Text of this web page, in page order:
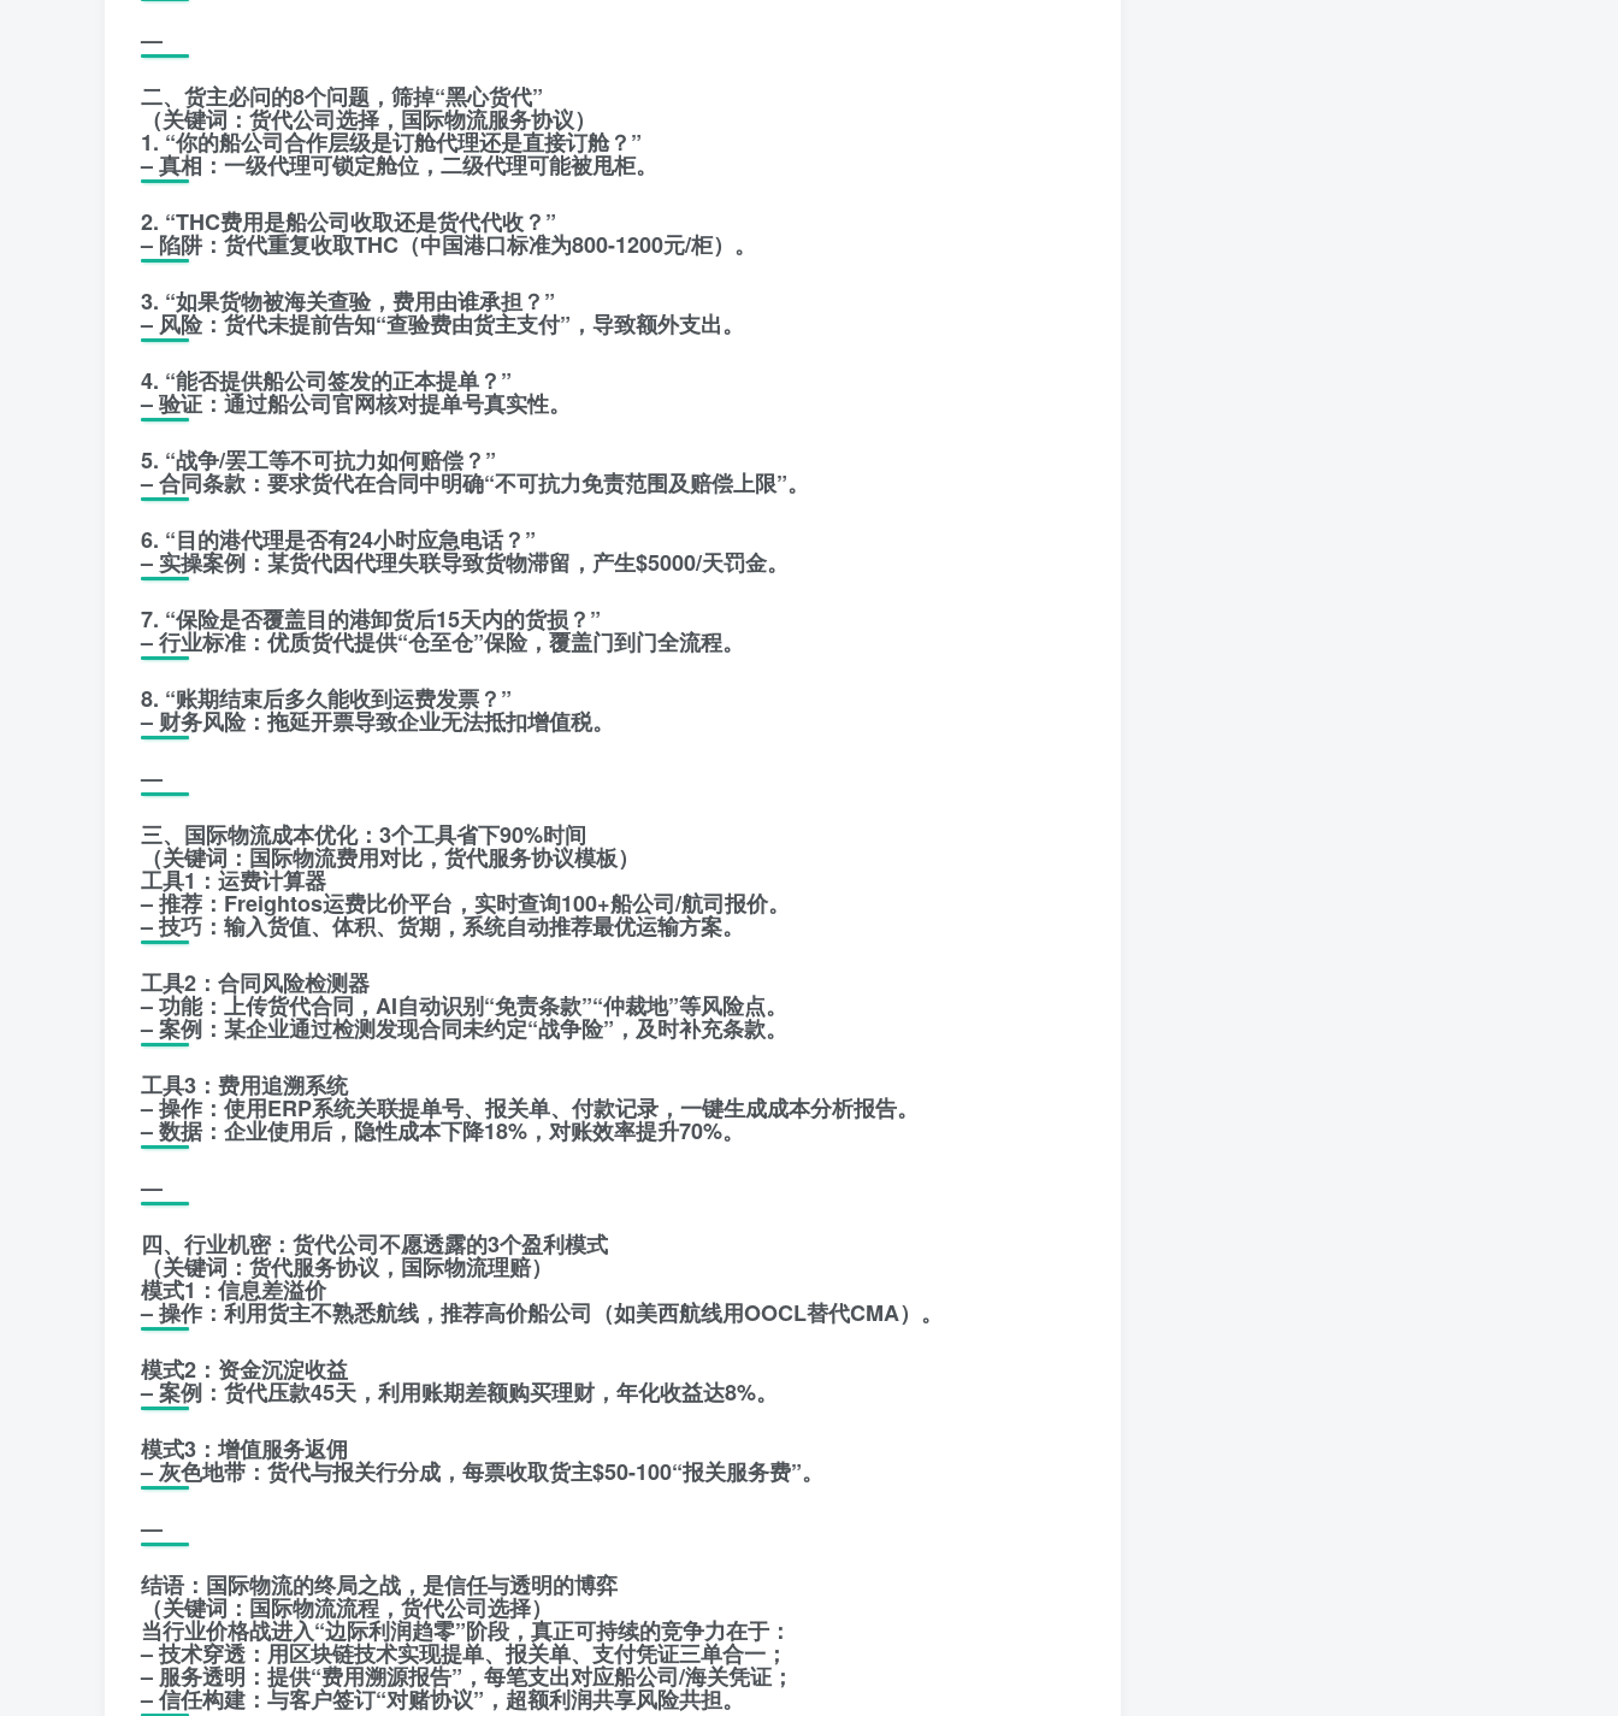
—
二、货主必问的8个问题，筛掉“黑心货代”
（关键词：货代公司选择，国际物流服务协议）
1. “你的船公司合作层级是订舱代理还是直接订舱？”
– 真相：一级代理可锁定舱位，二级代理可能被甩柜。
2. “THC费用是船公司收取还是货代代收？”
– 陷阱：货代重复收取THC（中国港口标准为800-1200元/柜）。
3. “如果货物被海关查验，费用由谁承担？”
– 风险：货代未提前告知“查验费由货主支付”，导致额外支出。
4. “能否提供船公司签发的正本提单？”
– 验证：通过船公司官网核对提单号真实性。
5. “战争/罢工等不可抗力如何赔偿？”
– 合同条款：要求货代在合同中明确“不可抗力免责范围及赔偿上限”。
6. “目的港代理是否有24小时应急电话？”
– 实操案例：某货代因代理失联导致货物滞留，产生$5000/天罚金。
7. “保险是否覆盖目的港卸货后15天内的货损？”
– 行业标准：优质货代提供“仓至仓”保险，覆盖门到门全流程。
8. “账期结束后多久能收到运费发票？”
– 财务风险：拖延开票导致企业无法抵扣增值税。
—
三、国际物流成本优化：3个工具省下90%时间
（关键词：国际物流费用对比，货代服务协议模板）
工具1：运费计算器
– 推荐：Freightos运费比价平台，实时查询100+船公司/航司报价。
– 技巧：输入货值、体积、货期，系统自动推荐最优运输方案。
工具2：合同风险检测器
– 功能：上传货代合同，AI自动识别“免责条款”“仲裁地”等风险点。
– 案例：某企业通过检测发现合同未约定“战争险”，及时补充条款。
工具3：费用追溯系统
– 操作：使用ERP系统关联提单号、报关单、付款记录，一键生成成本分析报告。
– 数据：企业使用后，隐性成本下降18%，对账效率提升70%。
—
四、行业机密：货代公司不愿透露的3个盈利模式
（关键词：货代服务协议，国际物流理赔）
模式1：信息差溢价
– 操作：利用货主不熟悉航线，推荐高价船公司（如美西航线用OOCL替代CMA）。
模式2：资金沉淀收益
– 案例：货代压款45天，利用账期差额购买理财，年化收益达8%。
模式3：增值服务返佣
– 灰色地带：货代与报关行分成，每票收取货主$50-100“报关服务费”。
—
结语：国际物流的终局之战，是信任与透明的博弈
（关键词：国际物流流程，货代公司选择）
当行业价格战进入“边际利润趋零”阶段，真正可持续的竞争力在于：
– 技术穿透：用区块链技术实现提单、报关单、支付凭证三单合一；
– 服务透明：提供“费用溯源报告”，每笔支出对应船公司/海关凭证；
– 信任构建：与客户签订“对赌协议”，超额利润共享风险共担。